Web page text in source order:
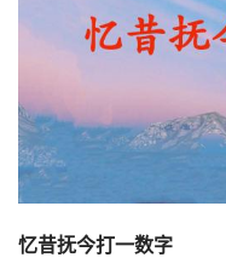
忆昔抚今打一数字